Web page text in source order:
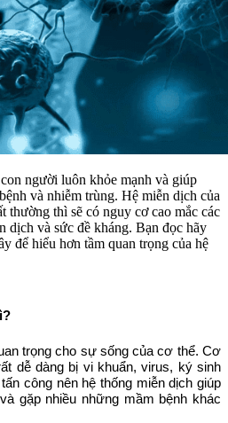
người luôn khỏe mạnh và giúp
và nhiễm trùng. Hệ miễn dịch của
thường thì sẽ có nguy cơ cao mắc các
dịch và sức đề kháng. Bạn đọc hãy
để hiểu hơn tầm quan trọng của hệ
trọng cho sự sống của cơ thể. Cơ
dễ dàng bị vi khuẩn, virus, ký sinh
công nên hệ thống miễn dịch giúp
gặp nhiều những mầm bệnh khác